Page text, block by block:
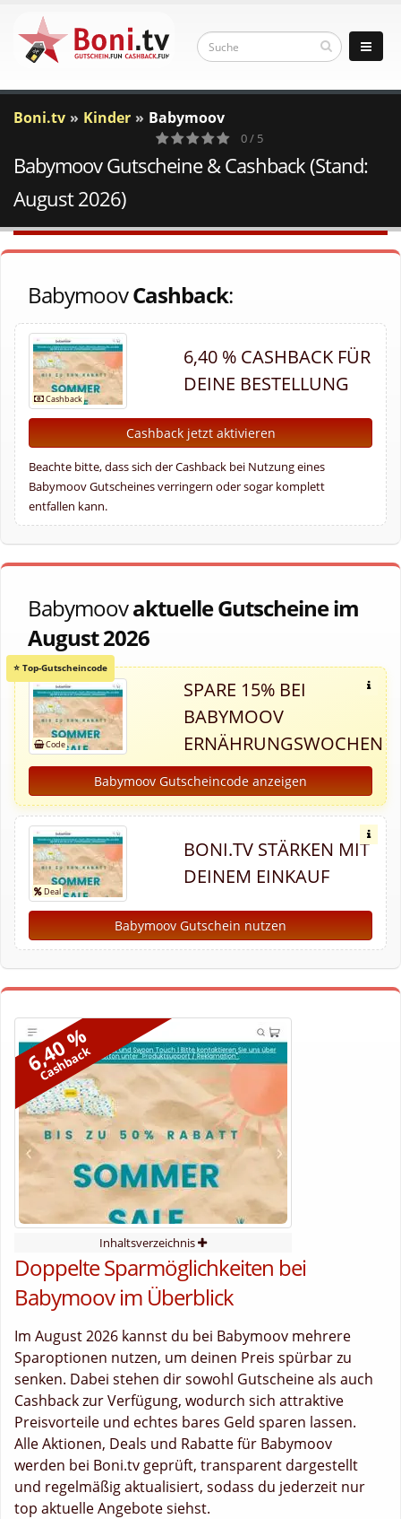
Boni.tv Kinder Babymoov
0
Votes
0 / 5
Babymoov Gutscheine & Cashback (Stand:
August 2026)
BabymoovCashback:
6,40 % CASHBACK FÜR
DEINE BESTELLUNG
Cashback jetzt aktivieren
Beachte bitte, dass sich der Cashback bei Nutzung eines
Babymoov Gutscheines verringern oder sogar komplett
entfallen kann.
Babymoovaktuelle Gutscheine im
August 2026
SPARE 15% BEI
BABYMOOV
ERNÄHRUNGSWOCHEN
Babymoov Gutscheincode anzeigen
BONI.TV STÄRKEN MIT
DEINEM EINKAUF
Babymoov Gutschein nutzen
6,40 %
Cashback
Inhaltsverzeichnis
Doppelte Sparmöglichkeiten bei
Babymoov im Überblick
Im August 2026 kannst du bei Babymoov mehrere
Sparoptionen nutzen, um deinen Preis spürbar zu
senken. Dabei stehen dir sowohl Gutscheine als auch
Cashback zur Verfügung, wodurch sich attraktive
Preisvorteile und echtes bares Geld sparen lassen.
Alle Aktionen, Deals und Rabatte für Babymoov
werden bei Boni.tv geprüft, transparent dargestellt
und regelmäßig aktualisiert, sodass du jederzeit nur
top aktuelle Angebote siehst.